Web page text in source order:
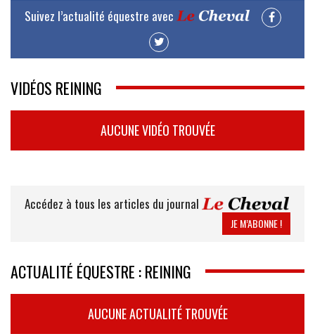
Suivez l’actualité équestre avec
VIDÉOS REINING
AUCUNE VIDÉO TROUVÉE
Accédez à tous les articles du journal
JE M’ABONNE !
ACTUALITÉ ÉQUESTRE : REINING
AUCUNE ACTUALITÉ TROUVÉE